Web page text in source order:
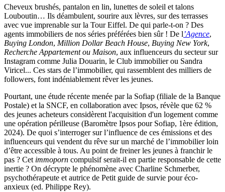
Cheveux brushés, pantalon en lin, lunettes de soleil et talons
Louboutin… Ils déambulent, sourire aux lèvres, sur des terrasses
avec vue imprenable sur la Tour Eiffel. De qui parle-t-on ? Des
agents immobiliers de nos séries préférées bien sûr ! De l’Agence,
Buying London, Million Dollar Beach House, Buying New York,
Recherche Appartement ou Maison, aux influenceurs du secteur sur
Instagram comme Julia Douarin, le Club immobilier ou Sandra
Viricel... Ces stars de l’immobilier, qui rassemblent des milliers de
followers, font indéniablement rêver les jeunes.
Pourtant, une étude récente menée par la Sofiap (filiale de la Banque
Postale) et la SNCF, en collaboration avec Ipsos, révèle que 62 %
des jeunes acheteurs considèrent l'acquisition d'un logement comme
une opération périlleuse (Baromètre Ipsos pour Sofiap, 1ère édition,
2024). De quoi s’interroger sur l’influence de ces émissions et des
influenceurs qui vendent du rêve sur un marché de l’immobilier loin
d’être accessible à tous. Au point de freiner les jeunes à franchir le
pas ? Cet immoporn compulsif serait-il en partie responsable de cette
inertie ? On décrypte le phénomène avec Charline Schmerber,
psychothérapeute et autrice de Petit guide de survie pour éco-
anxieux (ed. Philippe Rey).